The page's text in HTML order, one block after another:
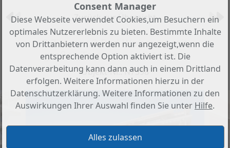
Zurück zur Übersicht
2-Zimmer, 2-Bad-Wohnung mit
großen Terrassen in Estepona
Objekt-Nr.: N7398
Consent Manager
Diese Webseite verwendet Cookies,um Besuchern ein
optimales Nutzererlebnis zu bieten. Bestimmte Inhalte
von Drittanbietern werden nur angezeigt,wenn die
entsprechende Option aktiviert ist. Die
Datenverarbeitung kann dann auch in einem Drittland
erfolgen. Weitere Informationen hierzu in der
Datenschutzerklärung. Weitere Informationen zu den
Auswirkungen Ihrer Auswahl finden Sie unter Hilfe.